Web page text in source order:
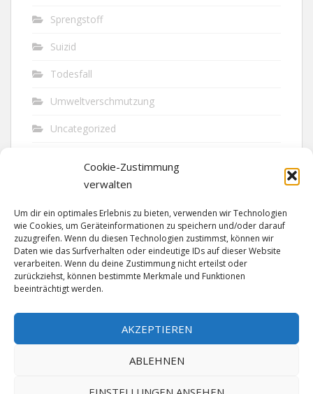
Cookie-Zustimmung
verwalten
Um dir ein optimales Erlebnis zu bieten, verwenden wir Technologien
wie Cookies, um Geräteinformationen zu speichern und/oder darauf
zuzugreifen. Wenn du diesen Technologien zustimmst, können wir
Daten wie das Surfverhalten oder eindeutige IDs auf dieser Website
verarbeiten. Wenn du deine Zustimmung nicht erteilst oder
zurückziehst, können bestimmte Merkmale und Funktionen
beeinträchtigt werden.
AKZEPTIEREN
ABLEHNEN
Sprengstoff
Suizid
Todesfall
Umweltverschmutzung
Uncategorized
Vandalismus
Verkehr
Verkehrsunfall
Vermisst
Waffen